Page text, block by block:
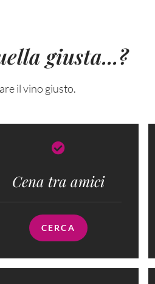
giusta...?
il vino giusto.
Cena tra amici
CERCA